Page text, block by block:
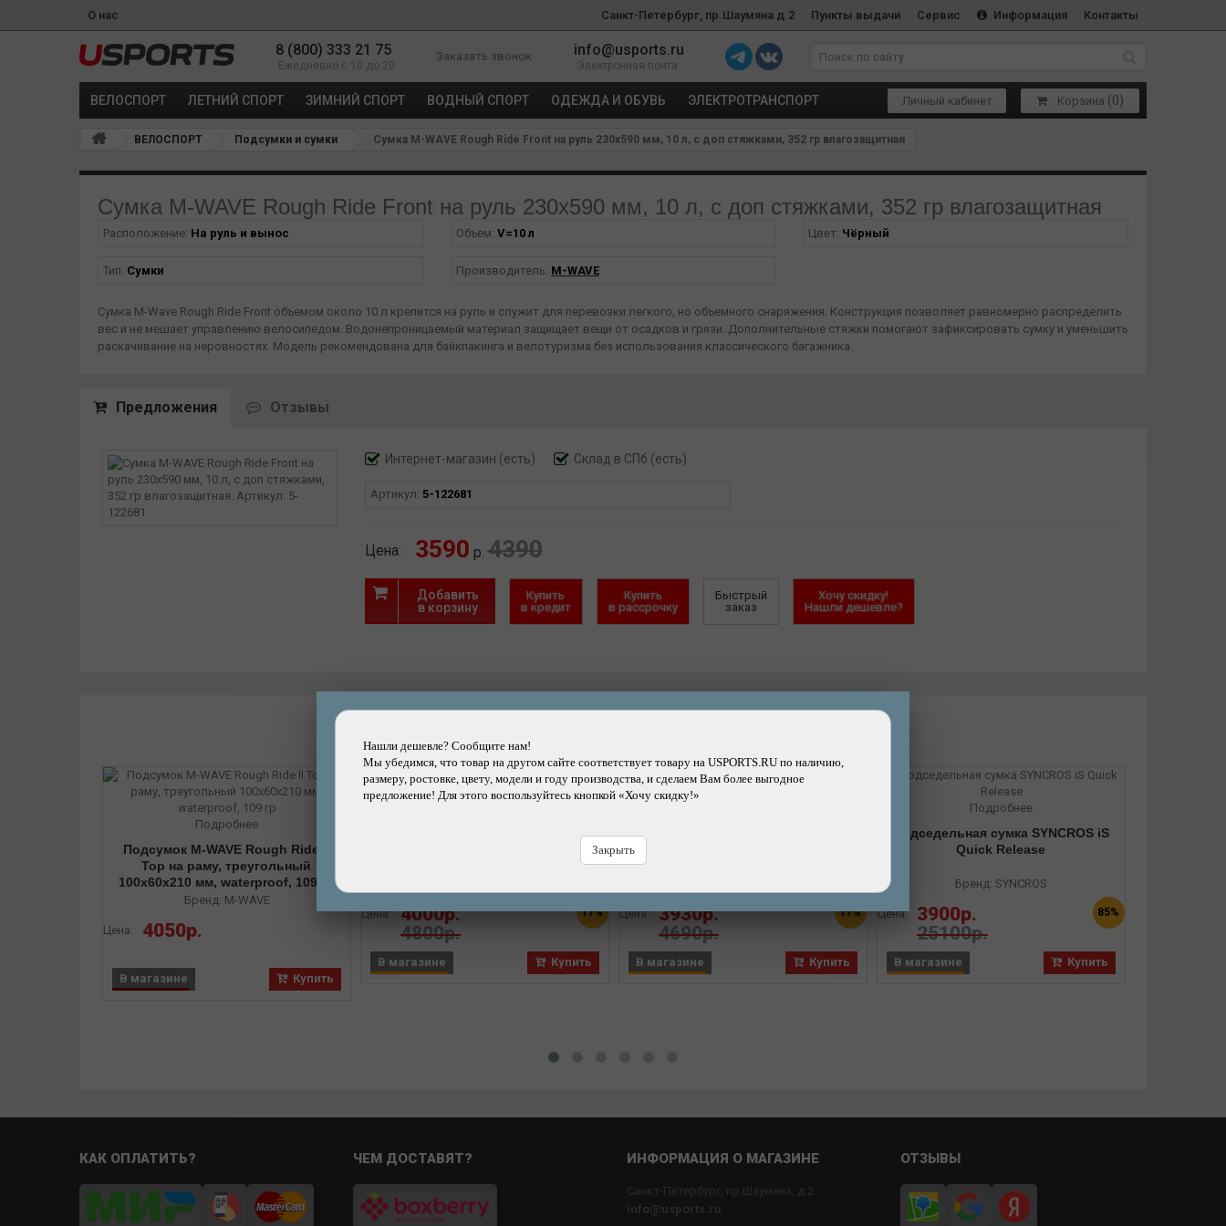
О нас Санкт-Петербург, пр.Шаумяна д.2 Пункты выдачи Сервис Информация Контакты
8 (800) 333 21 75
Ежедневно с 10 до 20
Заказать звонок info@usports.ru
Электронная почта
ВЕЛОСПОРТ ЛЕТНИЙ СПОРТ ЗИМНИЙ СПОРТ ВОДНЫЙ СПОРТ ОДЕЖДА И ОБУВЬ ЭЛЕКТРОТРАНСПОРТ Личный кабинет Корзина (0)
ВЕЛОСПОРТ Подсумки и сумки Сумка M-WAVE Rough Ride Front на руль 230х590 мм, 10 л, с доп стяжками, 352 гр влагозащитная
Сумка M-WAVE Rough Ride Front на руль 230х590 мм, 10 л, с доп стяжками, 352 гр влагозащитная
Расположение: На руль и вынос Объем: V=10 л Цвет: Чёрный
Тип: Сумки Производитель: M-WAVE
Сумка M-Wave Rough Ride Front объемом около 10 л крепится на руль и служит для перевозки легкого, но объемного снаряжения. Конструкция позволяет равномерно распределить
вес и не мешает управлению велосипедом. Водонепроницаемый материал защищает вещи от осадков и грязи. Дополнительные стяжки помогают зафиксировать сумку и уменьшить
раскачивание на неровностях. Модель рекомендована для байкпакинга и велотуризма без использования классического багажника.
Предложения Отзывы
Интернет-магазин (есть) Склад в СПб (есть)
Артикул: 5-122681
Цена: 3590 р. 4390
Нашли дешевле? Сообщите нам!
Мы убедимся, что товар на другом сайте соответствует товару на USPORTS.RU по наличию,
размеру, ростовке, цвету, модели и году производства, и сделаем Вам более выгодное
предложение! Для этого воспользуйтесь кнопкой «Хочу скидку!»
Закрыть
Добавить
в корзину
Купить
в кредит
Купить
в рассрочку
Быстрый
заказ
Хочу скидку!
Нашли дешевле?
Подробнее
Подсумок M-WAVE Rough Ride II
Top на раму, треугольный
100х60х210 мм, waterproof, 109 гр
Бренд: M-WAVE
Цена: 4050р.
Купить
В магазине
Сумка M-WAVE на руль походная,
59х23см V=10л 100% влагозащита
Цена:
4000р.
4800р.
17%
Купить
В магазине
Сумка M-WAVE на руль походная,
Цена:
3930р.
4690р.
17%
Купить
В магазине
Подробнее
Подседельная сумка SYNCROS iS
Quick Release
Бренд: SYNCROS
Цена:
3900р.
25100р.
85%
Купить
В магазине
КАК ОПЛАТИТЬ? ЧЕМ ДОСТАВЯТ? ИНФОРМАЦИЯ О МАГАЗИНЕ
Санкт-Петербург, пр.Шаумяна, д.2
info@usports.ru
ОТЗЫВЫ